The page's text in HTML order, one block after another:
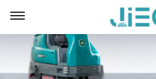
English